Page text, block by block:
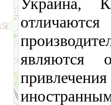
Украина,
являются